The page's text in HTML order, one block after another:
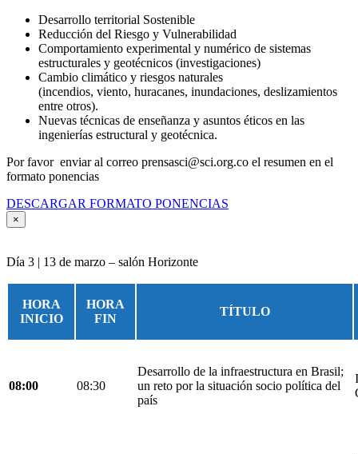
Desarrollo territorial Sostenible
Reducción del Riesgo y Vulnerabilidad
Comportamiento experimental y numérico de sistemas
estructurales y geotécnicos (investigaciones)
Cambio climático y riesgos naturales
(incendios, viento, huracanes, inundaciones, deslizamientos
entre otros).
Nuevas técnicas de enseñanza y asuntos éticos en las
ingenierías estructural y geotécnica.
Por favor enviar al correo prensasci@sci.org.co el resumen en el
formato ponencias
DESCARGAR FORMATO PONENCIAS
×
Día 3 | 13 de marzo – salón Horizonte
HORA
INICIO
HORA
FIN
TÍTULO
08:00 08:30
Desarrollo de la infraestructura en Brasil;
un reto por la situación socio política del
país